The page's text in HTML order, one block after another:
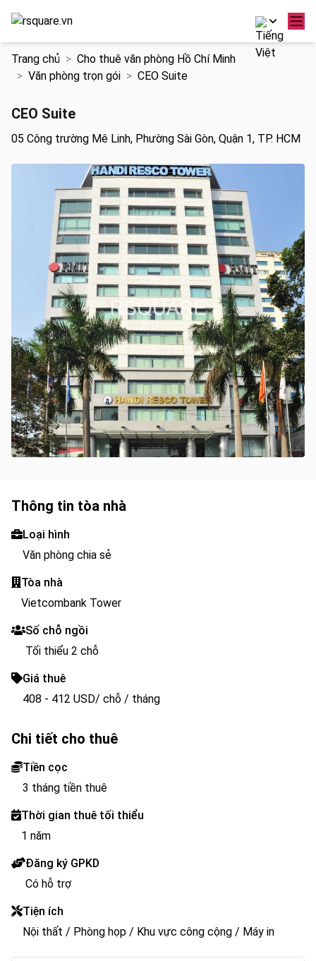
đến
Trang chủ
Cho thuê văn phòng Hồ Chí Minh
Văn phòng trọn gói
CEO Suite
CEO Suite
05 Công trường Mê Linh, Phường Sài Gòn, Quận 1, TP. HCM
Thông tin tòa nhà
Loại hình
Văn phòng chia sẻ
Tòa nhà
Vietcombank Tower
Số chỗ ngồi
Tối thiểu 2 chỗ
Giá thuê
408 - 412 USD/ chỗ / tháng
Chi tiết cho thuê
Tiền cọc
3 tháng tiền thuê
Thời gian thuê tối thiểu
1 năm
Đăng ký GPKD
Có hỗ trợ
Tiện ích
Nội thất / Phòng họp / Khu vực công cộng / Máy in